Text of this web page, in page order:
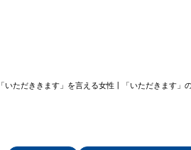
「いただききます」を言える女性丨「いただきます」